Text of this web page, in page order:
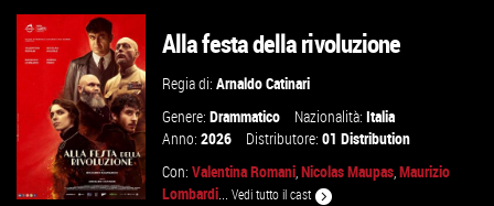
Alla festa della rivoluzione
Regia di:Arnaldo Catinari
Genere:Drammatico Nazionalità:Italia
Anno:2026 Distributore:01 Distribution
Con:Valentina Romani,Nicolas Maupas,Maurizio
Lombardi...Vedi tutto il cast